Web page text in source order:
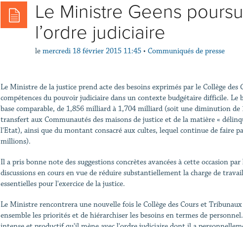
Le Ministre Geens
l’ordre judiciaire
le mercredi 18 février 2015 11:45 • Communiqués de presse
Le Ministre de la justice prend acte des besoins exprimés par le Collège
compétences du pouvoir judiciaire dans un contexte budgétaire difficile. Le
base comparable, de 1,856 milliard à 1,704 milliard (soit une diminution
transfert aux Communautés des maisons de justice et de la matière «
l'Etat), ainsi que du montant consacré aux cultes, lequel continue de faire
millions).
Il a pris bonne note des suggestions concrètes avancées à cette occasion
discussions en cours en vue de réduire substantiellement la charge de
essentielles pour l'exercice de la justice.
Le Ministre rencontrera une nouvelle fois le Collège des Cours et
ensemble les priorités et de hiérarchiser les besoins en termes de